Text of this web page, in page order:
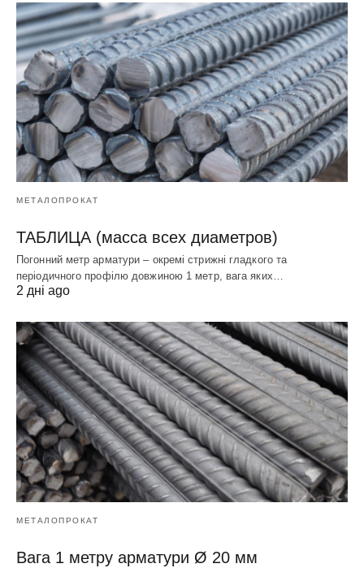
МЕТАЛОПРОКАТ
ТАБЛИЦА (масса всех диаметров)
Погонний метр арматури – окремі стрижні гладкого та
періодичного профілю довжиною 1 метр, вага яких…
2 дні ago
МЕТАЛОПРОКАТ
Вага 1 метру арматури Ø 20 мм